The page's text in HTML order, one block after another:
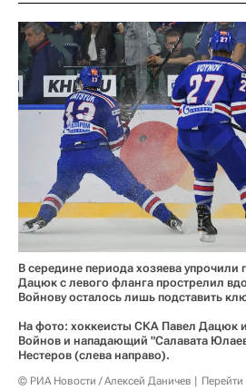
В середине периода хозяева упрочили
Дацюк с левого фланга прострелил
Войнову осталось лишь подставить
На фото: хоккеисты СКА Павел Дацюк
Войнов и нападающий "Салавата
Нестеров (слева направо).
© РИА Новости / Алексей Даничев